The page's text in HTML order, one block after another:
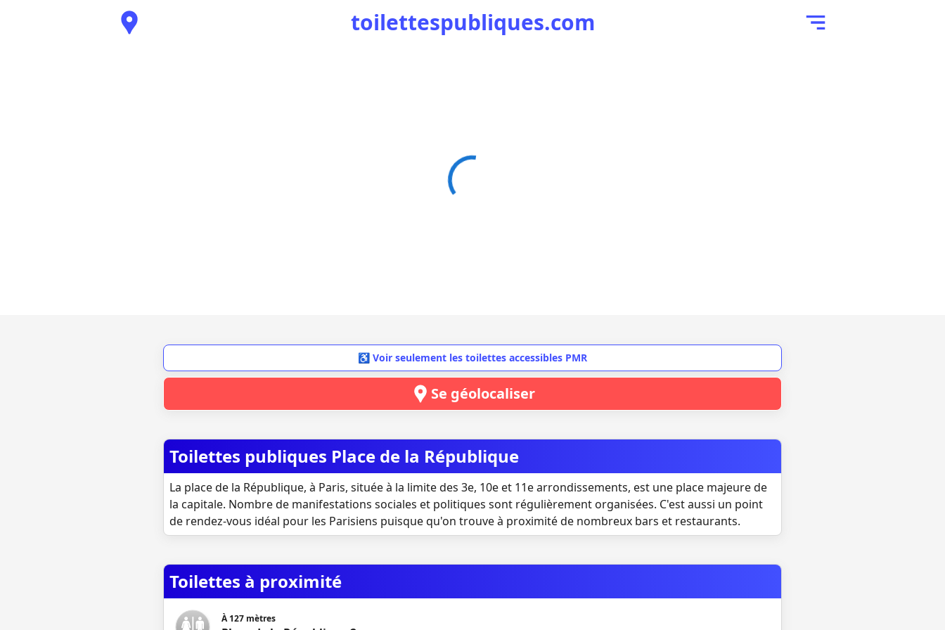
toilettespubliques.com
♿ Voir seulement les toilettes accessibles PMR
Se géolocaliser
Toilettes publiques Place de la République
La place de la République, à Paris, située à la limite des 3e, 10e et 11e arrondissements, est une place majeure de
la capitale. Nombre de manifestations sociales et politiques sont régulièrement organisées. C'est aussi un point
de rendez-vous idéal pour les Parisiens puisque qu'on trouve à proximité de nombreux bars et restaurants.
Toilettes à proximité
À127 mètres